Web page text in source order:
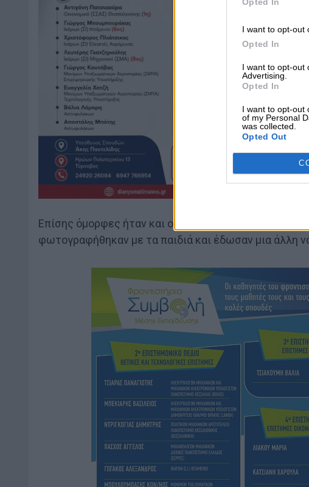
I want to opt-out
Opted In
I want to opt-out
Advertising.
Opted In
I want to opt-out
of my Personal
was collected.
Opted Out
Επίσης όμορφες ήταν και οι παρουσίες της Μιννυ
φωτογραφήθηκαν με τα παιδιά και έδωσαν μια άλλη